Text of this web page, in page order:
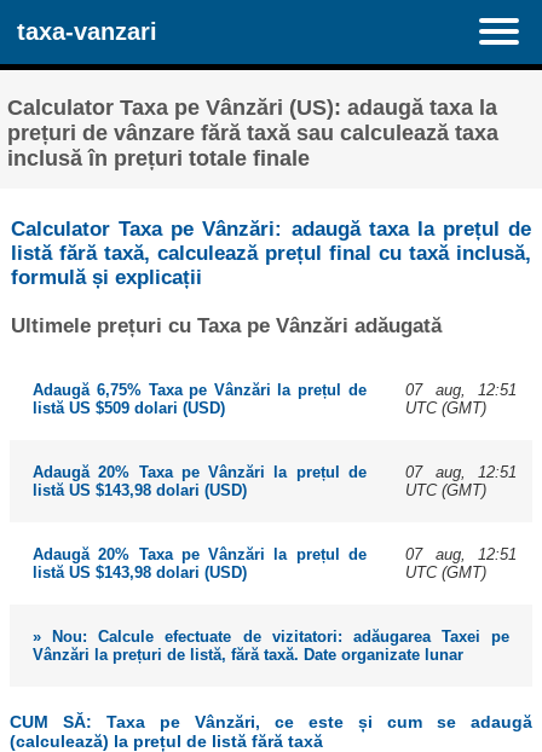
taxa-vanzari
Calculator Taxa pe Vânzări (US): adaugă taxa la
prețuri de vânzare fără taxă sau calculează taxa
inclusă în prețuri totale finale
Calculator Taxa pe Vânzări: adaugă taxa la prețul de
listă fără taxă, calculează prețul final cu taxă inclusă,
formulă și explicații
Ultimele prețuri cu Taxa pe Vânzări adăugată
Adaugă 6,75% Taxa pe Vânzări la prețul de
listă US $509 dolari (USD)
07 aug, 12:51
UTC (GMT)
Adaugă 20% Taxa pe Vânzări la prețul de
listă US $143,98 dolari (USD)
07 aug, 12:51
UTC (GMT)
Adaugă 20% Taxa pe Vânzări la prețul de
listă US $143,98 dolari (USD)
07 aug, 12:51
UTC (GMT)
» Nou: Calcule efectuate de vizitatori: adăugarea Taxei pe
Vânzări la prețuri de listă, fără taxă. Date organizate lunar
CUM SĂ: Taxa pe Vânzări, ce este și cum se adaugă
(calculează) la prețul de listă fără taxă